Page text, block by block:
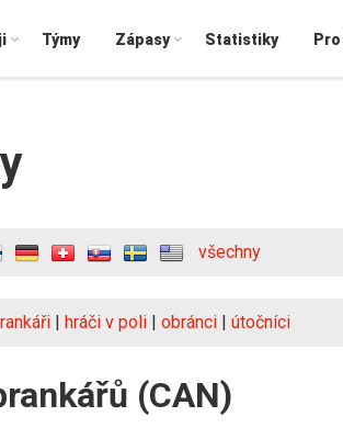
Týmy Zápasy Statistiky
všechny
| hráči v poli | obránci | útočníci
(CAN)